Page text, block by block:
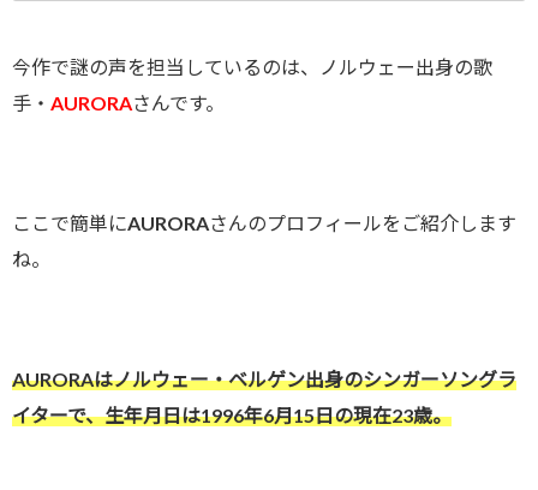
今作で謎の声を担当しているのは、ノルウェー出身の歌
手・ AURORAさんです。
ここで簡単にAURORAさんのプロフィールをご紹介します
ね。
AURORAはノルウェー・ベルゲン出身のシンガーソングラ
イターで、生年月日は1996年6月15日の現在23歳。